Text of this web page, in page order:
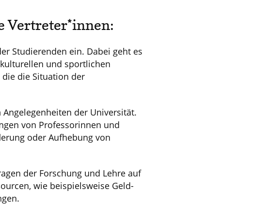
Vertreter*innen:
Studierenden ein. Dabei geht es
und sportlichen
die die Situation der
der Universität.
von Professorinnen und
oder Aufhebung von
der Forschung und Lehre auf
wie beispielsweise Geld-